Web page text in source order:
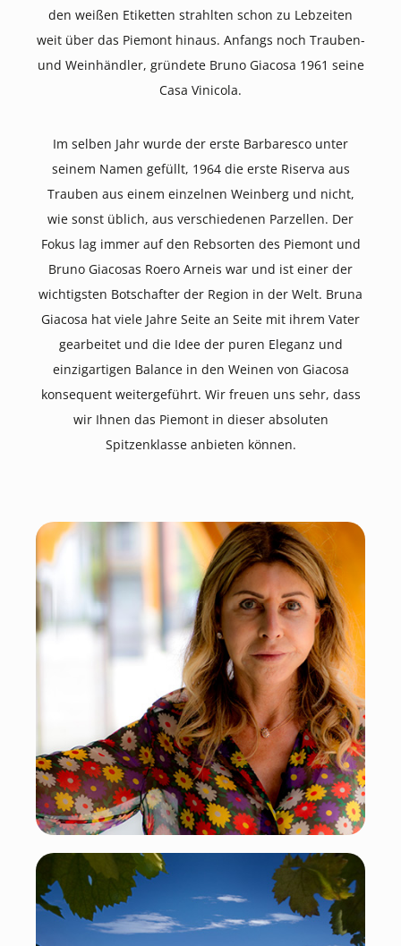
den weißen Etiketten strahlten schon zu Lebzeiten
weit über das Piemont hinaus. Anfangs noch Trauben-
und Weinhändler, gründete Bruno Giacosa 1961 seine
Casa Vinicola.
Im selben Jahr wurde der erste Barbaresco unter
seinem Namen gefüllt, 1964 die erste Riserva aus
Trauben aus einem einzelnen Weinberg und nicht,
wie sonst üblich, aus verschiedenen Parzellen. Der
Fokus lag immer auf den Rebsorten des Piemont und
Bruno Giacosas Roero Arneis war und ist einer der
wichtigsten Botschafter der Region in der Welt. Bruna
Giacosa hat viele Jahre Seite an Seite mit ihrem Vater
gearbeitet und die Idee der puren Eleganz und
einzigartigen Balance in den Weinen von Giacosa
konsequent weitergeführt. Wir freuen uns sehr, dass
wir Ihnen das Piemont in dieser absoluten
Spitzenklasse anbieten können.